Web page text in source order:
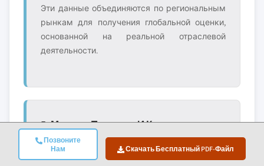
Позвоните
Нам
Скачать Бесплатный PDF-Файл
Эти данные объединяются по региональным
рынкам для получения глобальной оценки,
основанной на реальной отраслевой
деятельности.
5. Модель Прогноза И Ключевые
Допущения
Каждый прогноз включает явную